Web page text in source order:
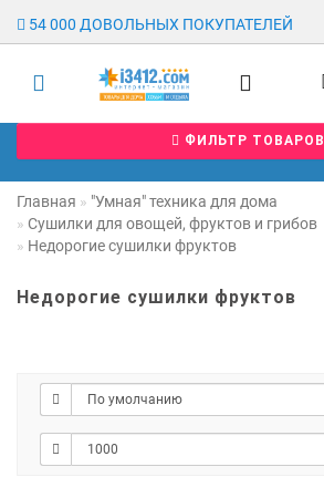
54 000 ДОВОЛЬНЫХ ПОКУПАТЕЛЕЙ
ФИЛЬТР ТОВАРОВ
Главная
"Умная" техника для дома
Сушилки для овощей, фруктов и грибов
Недорогие сушилки фруктов
Недорогие сушилки фруктов